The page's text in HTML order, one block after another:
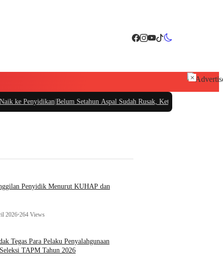
|Belum Setahun Aspal Sudah Rusak, Ketua PIDAR Papua Barat Minta
Penyidik Menurut KUHAP dan
2026•264 Views
Tegas Para Pelaku Penyalahgunaan
TAPM Tahun 2026
×